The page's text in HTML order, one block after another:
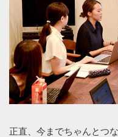
正直、今までちゃんとつ